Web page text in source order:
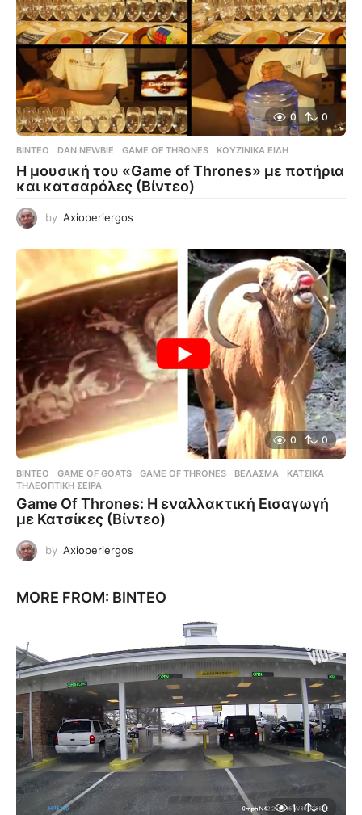
0 0
ΒΊΝΤΕΟ DAN NEWBIE ,GAME OF THRONES ,ΚΟΥΖΙΝΙΚΆ ΕΊΔΗ
Η μουσική του «Game of Thrones» με ποτήρια
και κατσαρόλες (Βίντεο)
by Axioperiergos
0 0
ΒΊΝΤΕΟ GAME OF GOATS ,GAME OF THRONES ,ΒΈΛΑΣΜΑ ,ΚΑΤΣΊΚΑ
ΤΗΛΕΟΠΤΙΚΉ ΣΕΙΡΆ
Game Of Thrones: Η εναλλακτική Εισαγωγή
με Κατσίκες (Βίντεο)
by Axioperiergos
MORE FROM: ΒΊΝΤΕΟ
1 0